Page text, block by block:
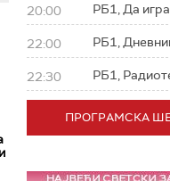
20:00 РБ1, Да
22:00 РБ1,
22:30 РБ1,
ПРОГРАМСКА